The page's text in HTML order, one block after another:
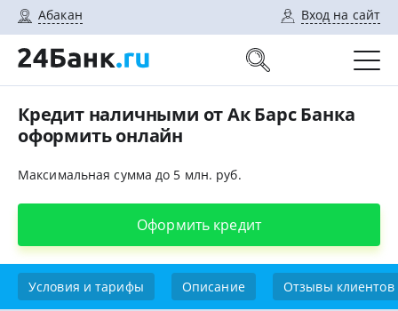
Абакан Вход на сайт
Кредит наличными от Ак Барс Банка
оформить онлайн
Максимальная сумма до 5 млн. руб.
Оформить кредит
Условия и тарифы Описание Отзывы клиентов